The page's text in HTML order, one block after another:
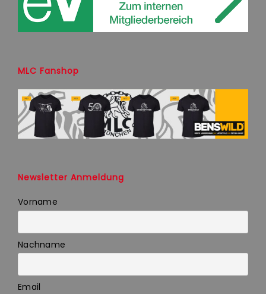
MLC Fanshop
Newsletter Anmeldung
Vorname
Nachname
Email